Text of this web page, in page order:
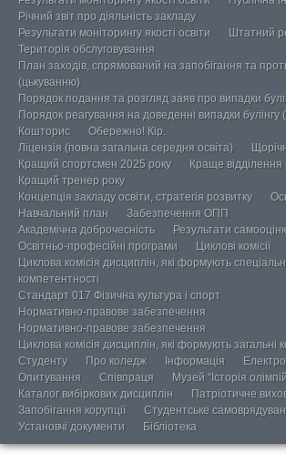
Річний звіт про діяльність закладу
Результати моніторингу якості освіти
Штатний
Територія обслуговування
План заходів, спрямований на запобігання та
(цькуванню)
Порядок подання та розгляд заяв про випадки
Порядок реагування на доведенні випадки булінгу
Кошторис
Обережно! Кір.
Ліцензія (повна загальна середня освіта)
Кращий спортсмен 2025 року
Краще відділення
Кращий тренер року
Концепція закладу освіти, стратегія розвитку
Навчальний план
Забезпечення ОПП
Академічна доброчесність
Результати
Освітньо-професійні програми
Циклові комісії
Циклова комісія дисциплін, які формують
компетентності
Стандарт 017 Фізична культура і спорт
Нормативно-правове забезпечення
Нормативно-правове забезпечення
Циклова комісія дисциплін, які формують загальні
Студенту
Про коледж Інформація
Опитування
Співпраця
Музей “Історія
Каталог вибіркових дисциплін
Патріотичне
Запобігання корупції
Студентське
Установчі документи
Бібліотека